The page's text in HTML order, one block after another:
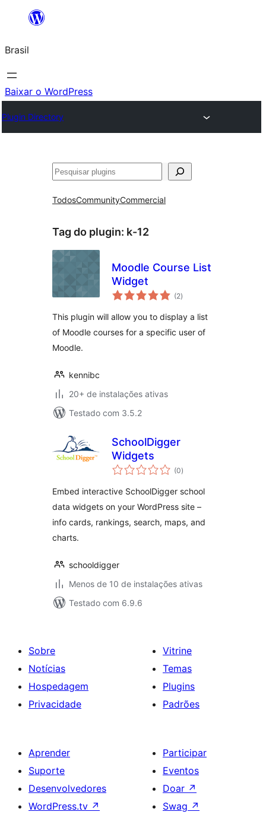
o
conteúdo
Brasil
Baixar o WordPress
Plugin Directory
Pesquisar
TodosCommunityCommercial
Tag do plugin: k-12
Moodle Course List
Widget
(2total
de
)
This plugin will allow you to display a list
of Moodle courses for a specific user of
Moodle.
kennibc
20+ de instalações ativas
Testado com 3.5.2
SchoolDigger
Widgets
(0total
de
)
Embed interactive SchoolDigger school
data widgets on your WordPress site –
info cards, rankings, search, maps, and
charts.
schooldigger
Menos de 10 de instalações ativas
Testado com 6.9.6
Sobre
Notícias
Hospedagem
Privacidade
Vitrine
Temas
Plugins
Padrões
Aprender
Suporte
Desenvolvedores
WordPress.tv ↗
Participar
Eventos
Doar ↗
Swag ↗